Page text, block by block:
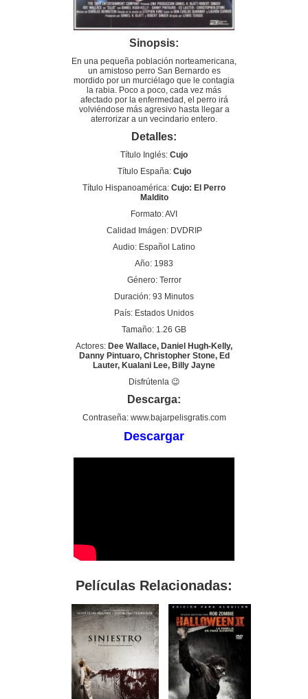
Sinopsis:
En una pequeña población norteamericana,
un amistoso perro San Bernardo es
mordido por un murciélago que le contagia
la rabia. Poco a poco, cada vez más
afectado por la enfermedad, el perro irá
volviéndose más agresivo hasta llegar a
aterrorizar a un vecindario entero.
Detalles:
Título Inglés: Cujo
Título España: Cujo
Título Hispanoamérica: Cujo: El Perro
Maldito
Formato: AVI
Calidad Imágen: DVDRIP
Audio: Español Latino
Año: 1983
Género: Terror
Duración: 93 Minutos
País: Estados Unidos
Tamaño: 1.26 GB
Actores: Dee Wallace, Daniel Hugh-Kelly,
Danny Pintuaro, Christopher Stone, Ed
Lauter, Kualani Lee, Billy Jayne
Disfrútenla 😉
Descarga:
Contraseña: www.bajarpelisgratis.com
Descargar
Películas Relacionadas: